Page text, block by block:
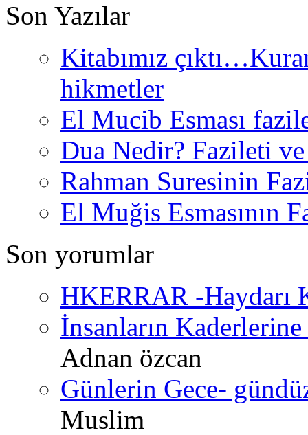
Son Yazılar
Kitabımız
hikmetler
El Mucib Esması
Dua Nedir? Fazileti
Rahman Suresinin
El Muğis Esmasının
Son yorumlar
HKERRAR -Haydarı
İnsanların
Adnan özcan
Günlerin Gece-
Muslim